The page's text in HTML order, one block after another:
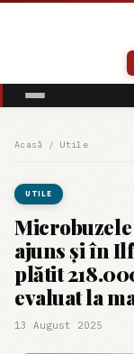
Acasă / Utile
UTILE
ajuns și în
plătit
evaluat la
13 August 2025